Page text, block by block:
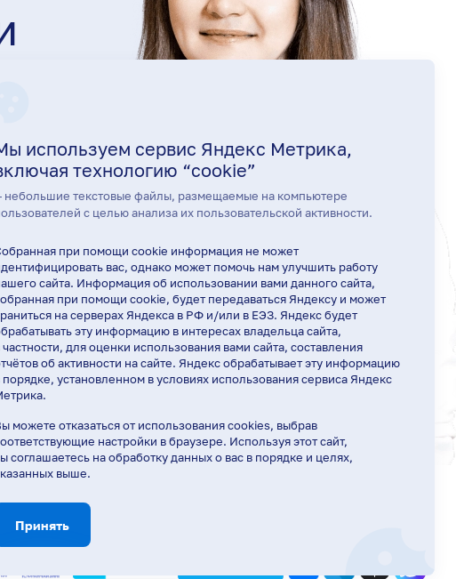
используем сервис Яндекс Метрика,
технологию “cookie”
небольшие текстовые файлы, размещаемые на компьютере
с целью анализа их пользовательской активности.
при помощи cookie информация не может
вас, однако может помочь нам улучшить работу
сайта. Информация об использовании вами данного сайта,
при помощи cookie, будет передаваться Яндексу и может
на серверах Яндекса в РФ и/или в ЕЭЗ. Яндекс будет
эту информацию в интересах владельца сайта,
частности, для оценки использования вами сайта, составления
об активности на сайте. Яндекс обрабатывает эту информацию
порядке, установленном в условиях использования сервиса Яндекс
можете отказаться от использования cookies, выбрав
настройки в браузере. Используя этот сайт,
соглашаетесь на обработку данных о вас в порядке и целях,
выше.
Принять